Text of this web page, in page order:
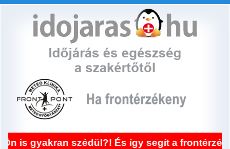
szédül?! És így segít a frontérzékenység